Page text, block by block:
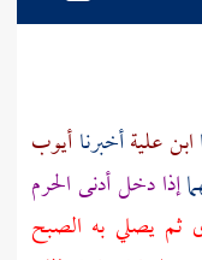
ابن عليةأخبرناأيوب
إذا دخل أدنىالحرم
ثم يصلي به الصبح